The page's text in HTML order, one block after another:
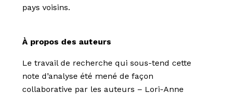
pays voisins.
À propos des auteurs
Le travail de recherche qui sous-tend cette
note d’analyse été mené de façon
collaborative par les auteurs – Lori-Anne